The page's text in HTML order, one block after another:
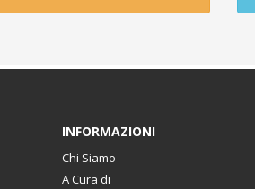
INFORMAZIONI
Chi Siamo
A Cura di